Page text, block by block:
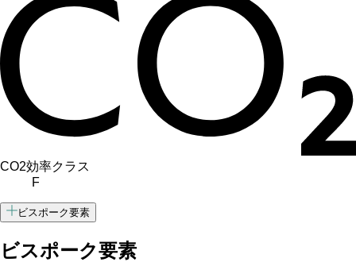
CO2効率クラス
F
ビスポーク要素
ビスポーク要素